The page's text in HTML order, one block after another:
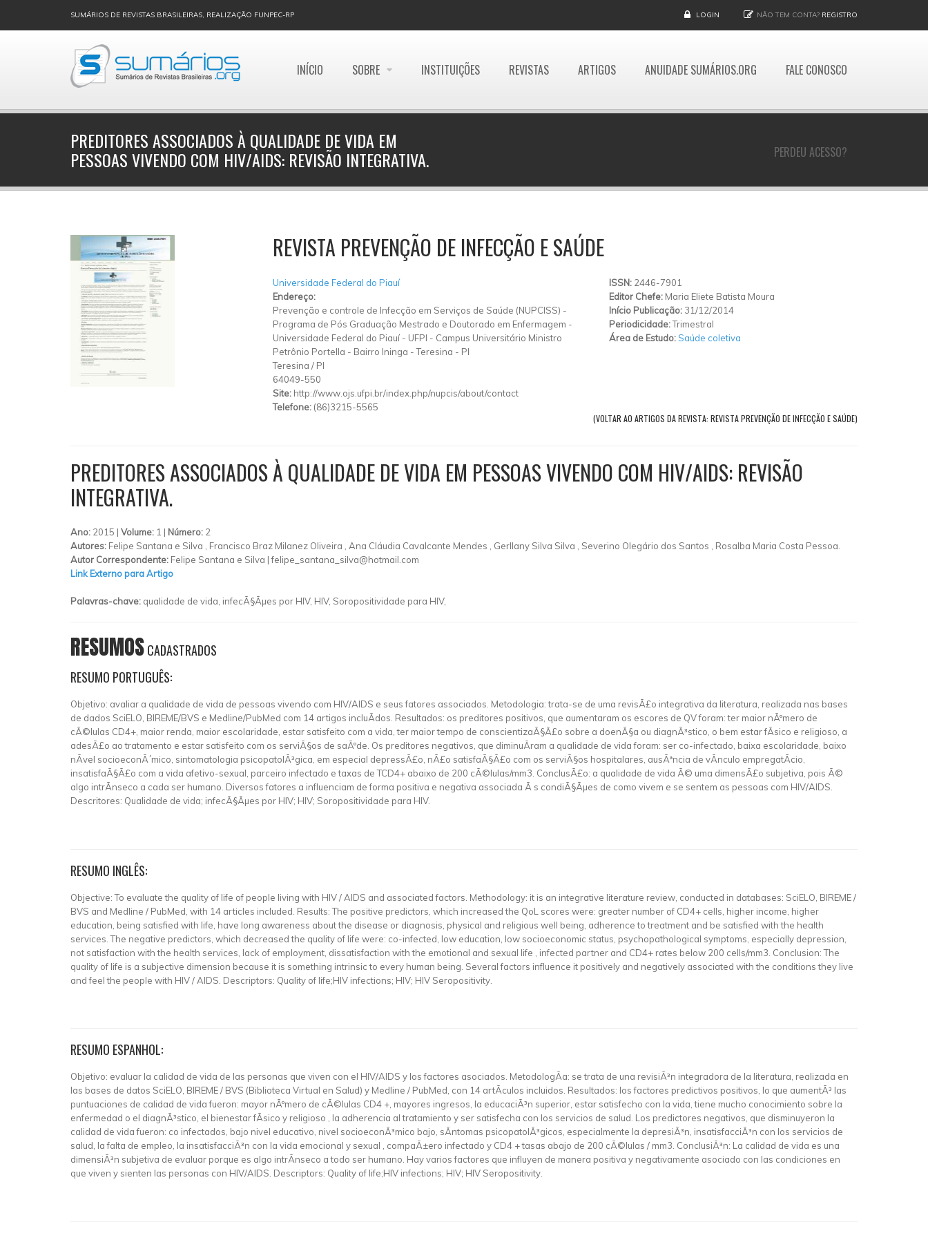
SUMÁRIOS DE REVISTAS BRASILEIRAS, REALIZAÇÃO FUNPEC-RP LOGIN NÃO TEM CONTA? REGISTRO
INÍCIO SOBRE INSTITUIÇÕES REVISTAS ARTIGOS ANUIDADE SUMÁRIOS.ORG FALE CONOSCO
PERDEU ACESSO?
PREDITORES ASSOCIADOS À QUALIDADE DE VIDA EM
PESSOAS VIVENDO COM HIV/AIDS: REVISÃO INTEGRATIVA.
REVISTA PREVENÇÃO DE INFECÇÃO E SAÚDE
Universidade Federal do Piauí
Endereço:
Prevenção e controle de Infecção em Serviços de Saúde (NUPCISS) -
Programa de Pós Graduação Mestrado e Doutorado em Enfermagem -
Universidade Federal do Piauí - UFPI - Campus Universitário Ministro
Petrônio Portella - Bairro Ininga - Teresina - PI
Teresina / PI
64049-550
Site: http://www.ojs.ufpi.br/index.php/nupcis/about/contact
Telefone: (86)3215-5565
ISSN: 2446-7901
Editor Chefe: Maria Eliete Batista Moura
Início Publicação: 31/12/2014
Periodicidade:Trimestral
Área de Estudo:Saúde coletiva
(VOLTAR AO ARTIGOS DA REVISTA: REVISTA PREVENÇÃO DE INFECÇÃO E SAÚDE)
PREDITORES ASSOCIADOS À QUALIDADE DE VIDA EM PESSOAS VIVENDO COM HIV/AIDS: REVISÃO
INTEGRATIVA.
Ano: 2015 | Volume: 1 | Número: 2
Autores: Felipe Santana e Silva , Francisco Braz Milanez Oliveira , Ana Cláudia Cavalcante Mendes , Gerllany Silva Silva , Severino Olegário dos Santos , Rosalba Maria Costa Pessoa.
Autor Correspondente: Felipe Santana e Silva |felipe_santana_silva@hotmail.com
Link Externo para Artigo
Palavras-chave: qualidade de vida, infecÃ§Ãµes por HIV, HIV, Soropositividade para HIV,
RESUMOSCADASTRADOS
RESUMO PORTUGUÊS:
Objetivo: avaliar a qualidade de vida de pessoas vivendo com HIV/AIDS e seus fatores associados. Metodologia: trata-se de uma revisÃ£o integrativa da literatura, realizada nas bases
de dados SciELO, BIREME/BVS e Medline/PubMed com 14 artigos incluÃ­dos. Resultados: os preditores positivos, que aumentaram os escores de QV foram: ter maior nÃºmero de
cÃ©lulas CD4+, maior renda, maior escolaridade, estar satisfeito com a vida, ter maior tempo de conscientizaÃ§Ã£o sobre a doenÃ§a ou diagnÃ³stico, o bem estar fÃ­sico e religioso, a
adesÃ£o ao tratamento e estar satisfeito com os serviÃ§os de saÃºde. Os preditores negativos, que diminuÃ­ram a qualidade de vida foram: ser co-infectado, baixa escolaridade, baixo
nÃ­vel socioeconÃ´mico, sintomatologia psicopatolÃ³gica, em especial depressÃ£o, nÃ£o satisfaÃ§Ã£o com os serviÃ§os hospitalares, ausÃªncia de vÃ­nculo empregatÃ­cio,
insatisfaÃ§Ã£o com a vida afetivo-sexual, parceiro infectado e taxas de TCD4+ abaixo de 200 cÃ©lulas/mm3. ConclusÃ£o: a qualidade de vida Ã© uma dimensÃ£o subjetiva, pois Ã©
algo intrÃ­nseco a cada ser humano. Diversos fatores a influenciam de forma positiva e negativa associada Ã s condiÃ§Ãµes de como vivem e se sentem as pessoas com HIV/AIDS.
Descritores: Qualidade de vida; infecÃ§Ãµes por HIV; HIV; Soropositividade para HIV.
RESUMO INGLÊS:
Objective: To evaluate the quality of life of people living with HIV / AIDS and associated factors. Methodology: it is an integrative literature review, conducted in databases: SciELO, BIREME /
BVS and Medline / PubMed, with 14 articles included. Results: The positive predictors, which increased the QoL scores were: greater number of CD4+ cells, higher income, higher
education, being satisfied with life, have long awareness about the disease or diagnosis, physical and religious well being, adherence to treatment and be satisfied with the health
services. The negative predictors, which decreased the quality of life were: co-infected, low education, low socioeconomic status, psychopathological symptoms, especially depression,
not satisfaction with the health services, lack of employment, dissatisfaction with the emotional and sexual life , infected partner and CD4+ rates below 200 cells/mm3. Conclusion: The
quality of life is a subjective dimension because it is something intrinsic to every human being. Several factors influence it positively and negatively associated with the conditions they live
and feel the people with HIV / AIDS. Descriptors: Quality of life;HIV infections; HIV; HIV Seropositivity.
RESUMO ESPANHOL:
Objetivo: evaluar la calidad de vida de las personas que viven con el HIV/AIDS y los factores asociados. MetodologÃ­a: se trata de una revisiÃ³n integradora de la literatura, realizada en
las bases de datos SciELO, BIREME / BVS (Biblioteca Virtual en Salud) y Medline / PubMed, con 14 artÃ­culos incluidos. Resultados: los factores predictivos positivos, lo que aumentÃ³ las
puntuaciones de calidad de vida fueron: mayor nÃºmero de cÃ©lulas CD4 +, mayores ingresos, la educaciÃ³n superior, estar satisfecho con la vida, tiene mucho conocimiento sobre la
enfermedad o el diagnÃ³stico, el bienestar fÃ­sico y religioso , la adherencia al tratamiento y ser satisfecha con los servicios de salud. Los predictores negativos, que disminuyeron la
calidad de vida fueron: co infectados, bajo nivel educativo, nivel socioeconÃ³mico bajo, sÃ­ntomas psicopatolÃ³gicos, especialmente la depresiÃ³n, insatisfacciÃ³n con los servicios de
salud, la falta de empleo, la insatisfacciÃ³n con la vida emocional y sexual , compaÃ±ero infectado y CD4 + tasas abajo de 200 cÃ©lulas / mm3. ConclusiÃ³n: La calidad de vida es una
dimensiÃ³n subjetiva de evaluar porque es algo intrÃ­nseco a todo ser humano. Hay varios factores que influyen de manera positiva y negativamente asociado con las condiciones en
que viven y sienten las personas con HIV/AIDS. Descriptors: Quality of life;HIV infections; HIV; HIV Seropositivity.